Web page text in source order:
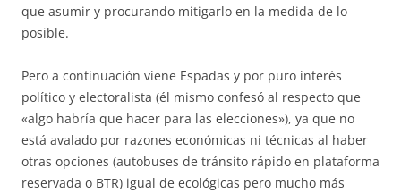
que asumir y procurando mitigarlo en la medida de lo
posible.
Pero a continuación viene Espadas y por puro interés
político y electoralista (él mismo confesó al respecto que
«algo habría que hacer para las elecciones»), ya que no
está avalado por razones económicas ni técnicas al haber
otras opciones (autobuses de tránsito rápido en plataforma
reservada o BTR) igual de ecológicas pero mucho más